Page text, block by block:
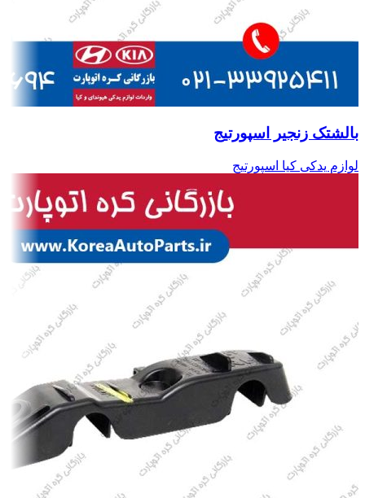
بالشتک زنجیر اسپورتیج
لوازم یدکی کیا اسپورتیج